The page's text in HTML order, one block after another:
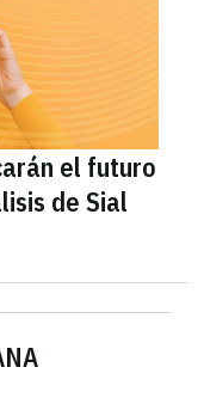
el futuro
de Sial